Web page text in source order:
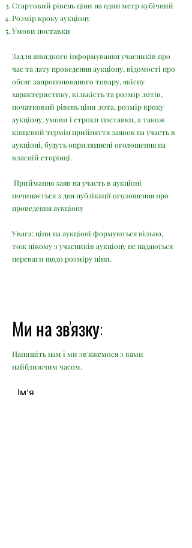
Стартовий рівень ціни на один метр кубічний
Розмір кроку аукціону
Умови поставки
Задля швидкого інформування учасників про
час та дату проведення аукціону, відомості про
обсяг запропонованого товару, якісну
характеристику, кількість та розмір лотів,
початковий рівень ціни лота, розмір кроку
аукціону, умови і строки поставки, а також
кінцевий термін прийняття заявок на участь в
аукціоні, будуть оприлюднені оголошення на
власній сторінці.
Приймання заяв на участь в аукціоні
починається з дня публікації оголошення про
проведення аукціону
Увага: ціни на аукціоні формуються вільно,
тож нікому з учасників аукціону не надаються
переваги щодо розміру ціни.
Ми на зв'язку:
Напишіть нам і ми зв'яжемося з вами
найближчим часом.
Ім'я